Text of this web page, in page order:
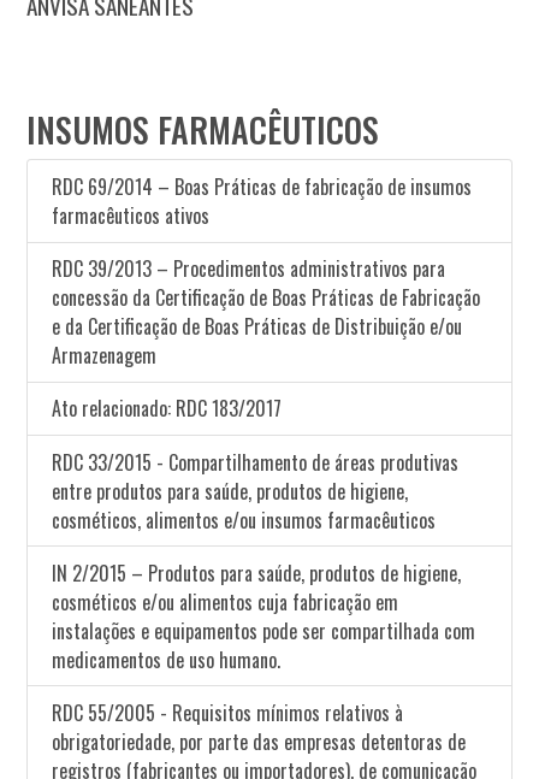
INSUMOS FARMACÊUTICOS
RDC 69/2014 – Boas Práticas de fabricação de insumos
farmacêuticos ativos
RDC 39/2013 – Procedimentos administrativos para
concessão da Certificação de Boas Práticas de Fabricação
e da Certificação de Boas Práticas de Distribuição e/ou
Armazenagem
Ato relacionado: RDC 183/2017
RDC 33/2015 - Compartilhamento de áreas produtivas
entre produtos para saúde, produtos de higiene,
cosméticos, alimentos e/ou insumos farmacêuticos
IN 2/2015 – Produtos para saúde, produtos de higiene,
cosméticos e/ou alimentos cuja fabricação em
instalações e equipamentos pode ser compartilhada com
medicamentos de uso humano.
RDC 55/2005 - Requisitos mínimos relativos à
obrigatoriedade, por parte das empresas detentoras de
registros (fabricantes ou importadores), de comunicação